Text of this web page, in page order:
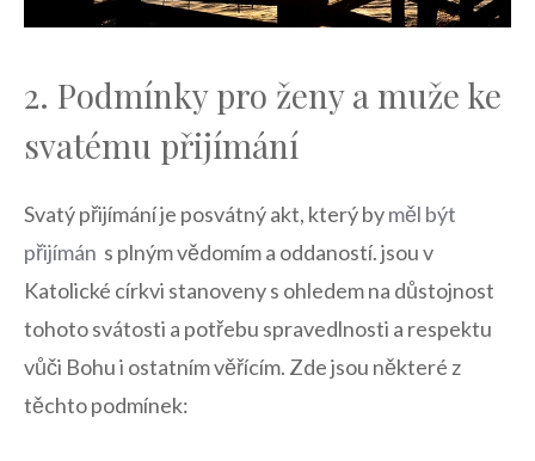
2. Podmínky pro ženy a muže ke
⁤svatému přijímání
Svatý ⁢přijímání je ⁢posvátný akt, který byměl být
přijímán ⁤ s ‍plným vědomím a oddaností. jsou v
Katolické církvi⁢ stanoveny s ohledem ⁣na⁢ důstojnost⁣
tohoto svátosti a ⁤potřebu ‌spravedlnosti⁢ a respektu
vůči Bohu i ​ostatním věřícím. ‌Zde jsou některé z⁤
těchto podmínek: